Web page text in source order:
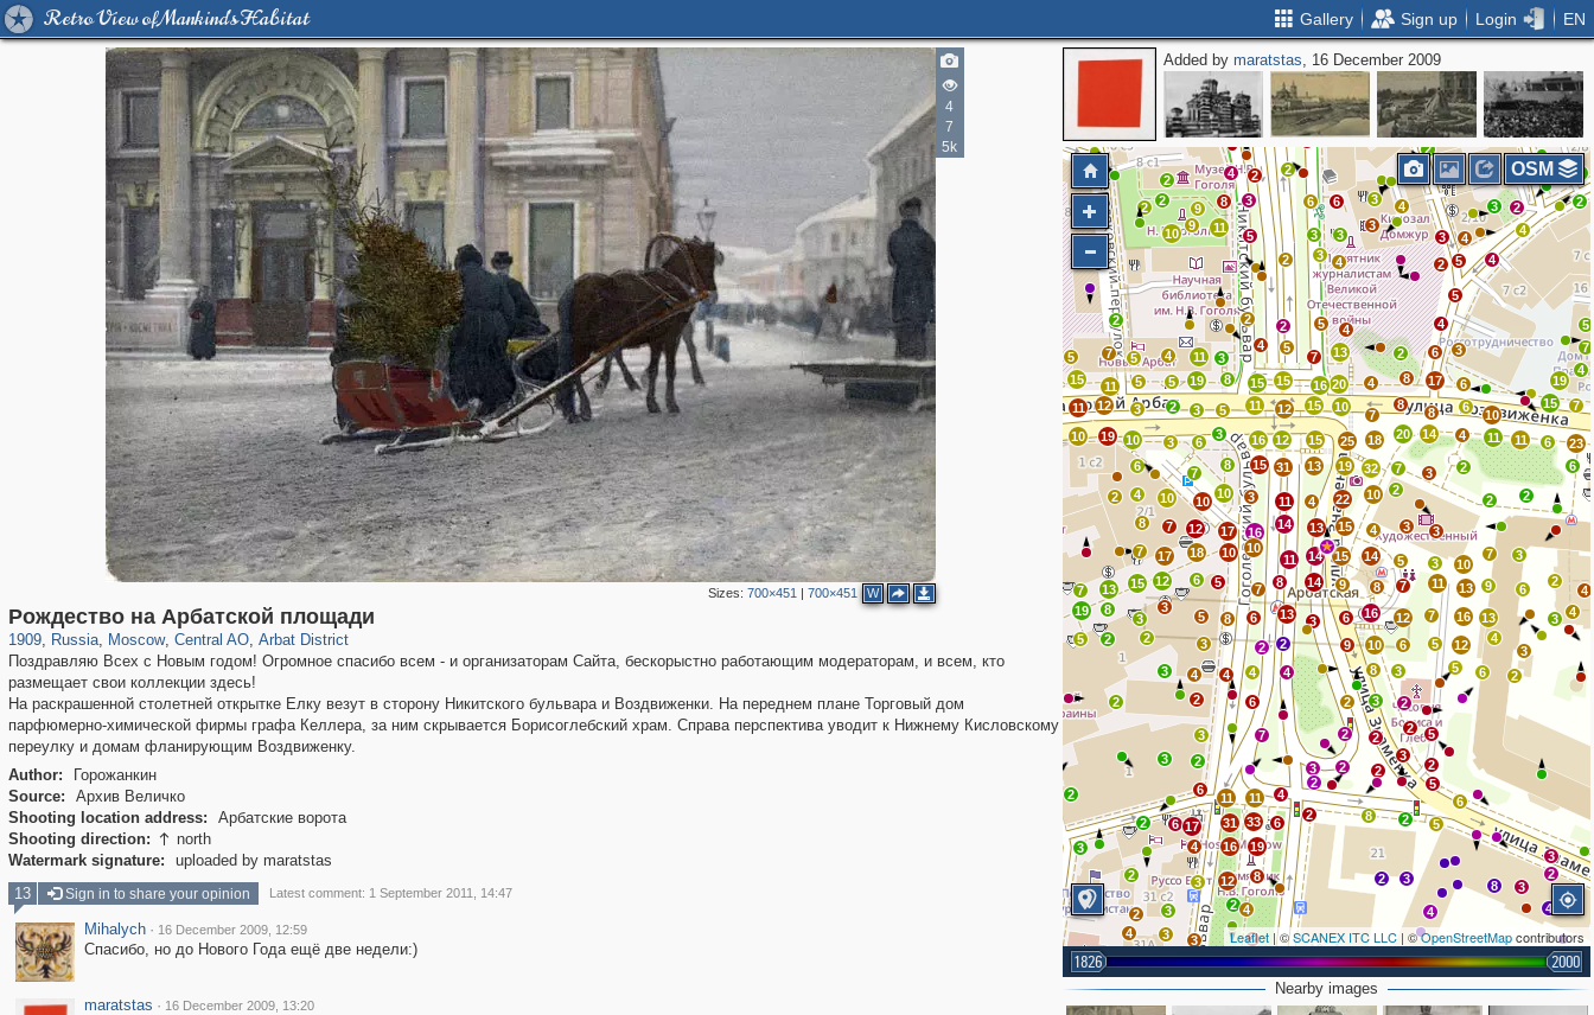
Retro View of Mankind's Habitat Gallery Sign up Login EN
4
7
5k
Sizes: 700×451 | 700×451 W
Рождество на Арбатской площади
1909, Russia
1,406,756 29,243
, Moscow
319,864 8,286
, Central AO
160,011 5,916
, Arbat District
13,485 356
Поздравляю Всех с Новым годом! Огромное спасибо всем - и организаторам Сайта, бескорыстно работающим модераторам, и всем, кто
размещает свои коллекции здесь!
На раскрашенной столетней открытке Елку везут в сторону Никитского бульвара и Воздвиженки. На переднем плане Торговый дом
парфюмерно-химической фирмы графа Келлера, за ним скрывается Борисоглебский храм. Справа перспектива уводит к Нижнему Кисловскому
переулку и домам фланирующим Воздвиженку.
Author:
Горожанкин
Source:
Архив Величко
Shooting location address:
Арбатские ворота
Shooting direction:  north
Watermark signature:
uploaded by maratstas
Added bymaratstas, 16 December 2009
3
4
4
3
8
3
2
2
2
2
2
2
3
4
2
4
2
6
3
6
7
2 2
23
6
11
15 7
19
4
7
5
6
3
6
4
4
5
5
2
3 4
3
4
3
4
3
3
2
4
20
13
7
4
5
2
5
15
4
15
3
8
11
12 15
16
10
7
25
15
18
19
32 7
20 14
8
17
8
6
8
4
10
11
2
3
10
2
3 3
4
22
15
14
5
8
9
15
6
14
8
14
13
14
11
16
10
10
11
31 13
4
12
15
16
8
5
19
3
6
3
7
3
6
10
4
10
12
17
10 3
18
6
12
17
15
7
7
8
2
7
13
19
8
3
3
2
3 4
3
8
5
5
7
6
2
13
3
2
4
4
4
2
6 2
2
2
3
2
3
8
2
2
3
6
10
9
16 12 7
7 11
3
10
13
16
13
9
4
12
5
5
6 2
3
4
3
5
5
2
2
2 5
6
3
2
8
2
6
11
33
4
2
3
7
11
31
6
17
6
4
16
12
19
8
2 4
3
2
2
4
3
3
3
2
2
2
2
6
4
3
2
2
3 2
3
2
2
5
10
15
11
12
11
19
10
3
5
2
5
4
5
7
5
2
5
2
2
2
9
10
11
2
2
5
11
9
8
4
2
3
3
6 6
2
2
2
Leaflet | ©SCANEX ITC LLC | ©OpenStreetMapcontributors
1826 2000
OSM
Nearby images
13 Sign in to share your opinion Latest comment: 1 September 2011, 14:47
Mihalych · 16 December 2009, 12:59
Спасибо, но до Нового Года ещё две недели:)
maratstas · 16 December 2009, 13:20